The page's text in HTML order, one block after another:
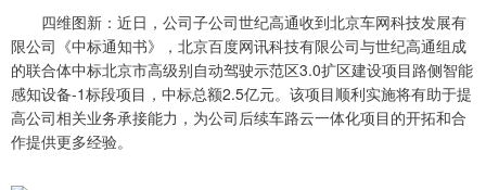
四维图新：近日，公司子公司世纪高通收到北京车网科技发展有
限公司《中标通知书》，北京百度网讯科技有限公司与世纪高通组成
的联合体中标北京市高级别自动驾驶示范区3.0扩区建设项目路侧智能
感知设备-1标段项目，中标总额2.5亿元。该项目顺利实施将有助于提
高公司相关业务承接能力，为公司后续车路云一体化项目的开拓和合
作提供更多经验。